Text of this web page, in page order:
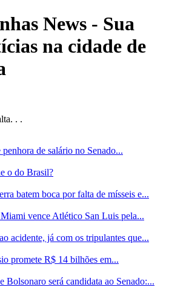
News - Sua
na cidade de
. .
de salário no Senado...
o do Brasil?
batem boca por falta de mísseis e...
vence Atlético San Luis pela...
acidente, já com os tripulantes que...
promete R$ 14 bilhões em...
será candidata ao Senado:...